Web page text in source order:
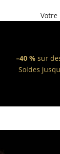
Votre
–40 % sur
Soldes